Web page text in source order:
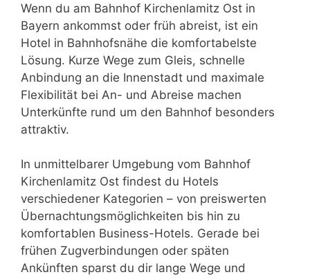
Wenn du am Bahnhof Kirchenlamitz Ost in
Bayern ankommst oder früh abreist, ist ein
Hotel in Bahnhofsnähe die komfortabelste
Lösung. Kurze Wege zum Gleis, schnelle
Anbindung an die Innenstadt und maximale
Flexibilität bei An- und Abreise machen
Unterkünfte rund um den Bahnhof besonders
attraktiv.
In unmittelbarer Umgebung vom Bahnhof
Kirchenlamitz Ost findest du Hotels
verschiedener Kategorien – von preiswerten
Übernachtungsmöglichkeiten bis hin zu
komfortablen Business-Hotels. Gerade bei
frühen Zugverbindungen oder späten
Ankünften sparst du dir lange Wege und